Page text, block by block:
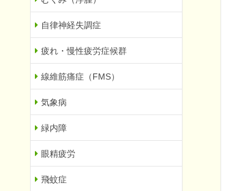
自律神経失調症
疲れ・慢性疲労症候群
線維筋痛症（FMS）
気象病
緑内障
眼精疲労
飛蚊症